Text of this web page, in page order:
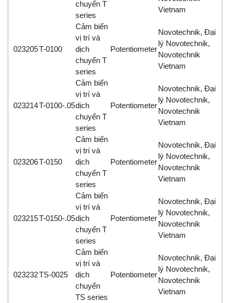
chuyển T
series
Vietnam
023205T-0100
Cảm biến
vị trí và
dịch
chuyển T
series
Potentiometer
Novotechnik, Đại
lý Novotechnik,
Novotechnik
Vietnam
023214T-0100-.05
Cảm biến
vị trí và
dịch
chuyển T
series
Potentiometer
Novotechnik, Đại
lý Novotechnik,
Novotechnik
Vietnam
023206T-0150
Cảm biến
vị trí và
dịch
chuyển T
series
Potentiometer
Novotechnik, Đại
lý Novotechnik,
Novotechnik
Vietnam
023215T-0150-.05
Cảm biến
vị trí và
dịch
chuyển T
series
Potentiometer
Novotechnik, Đại
lý Novotechnik,
Novotechnik
Vietnam
023232TS-0025
Cảm biến
vị trí và
dịch
chuyển
TS series
Potentiometer
Novotechnik, Đại
lý Novotechnik,
Novotechnik
Vietnam